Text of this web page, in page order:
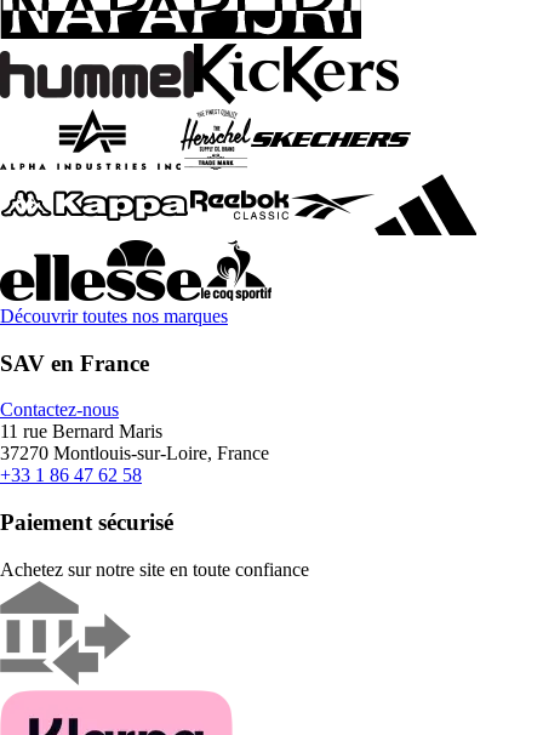
Découvrir toutes nos marques
SAV en France
Contactez-nous
11 rue Bernard Maris
37270 Montlouis-sur-Loire, France
+33 1 86 47 62 58
Paiement sécurisé
Achetez sur notre site en toute confiance